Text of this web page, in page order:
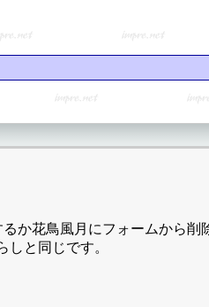
か花鳥風月にフォームから
と同じです。